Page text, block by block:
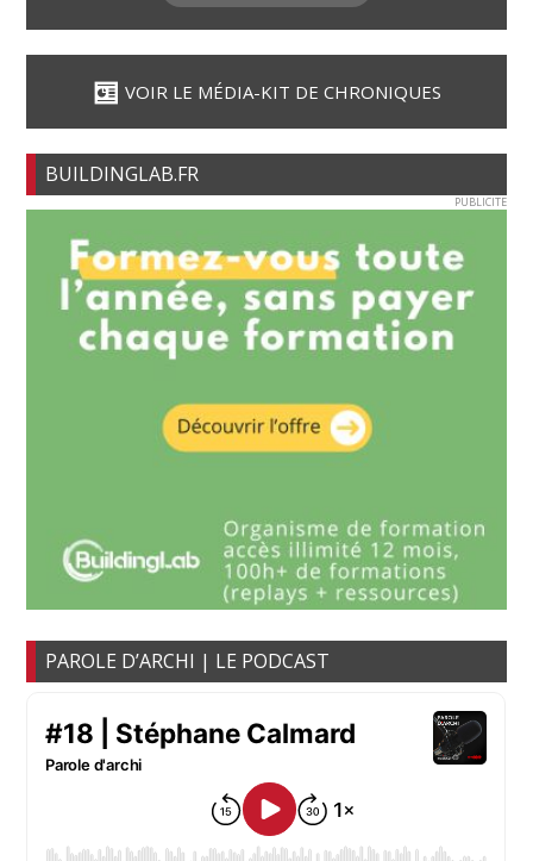
VOIR LE MÉDIA-KIT DE CHRONIQUES
BUILDINGLAB.FR
PUBLICITE
PAROLE D’ARCHI | LE PODCAST